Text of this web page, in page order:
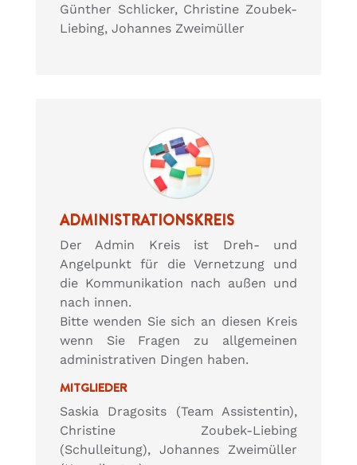
Günther Schlicker, Christine Zoubek-
Liebing, Johannes Zweimüller
ADMINISTRATIONSKREIS
Der Admin Kreis ist Dreh- und
Angelpunkt für die Vernetzung und
die Kommunikation nach außen und
nach innen.
Bitte wenden Sie sich an diesen Kreis
wenn Sie Fragen zu allgemeinen
administrativen Dingen haben.
MITGLIEDER
Saskia Dragosits (Team Assistentin),
Christine Zoubek-Liebing
(Schulleitung), Johannes Zweimüller